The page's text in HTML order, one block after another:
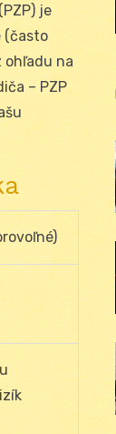
je
(často
ohľadu na
– PZP